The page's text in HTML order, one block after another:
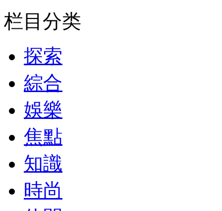
栏目分类
探索
綜合
娛樂
焦點
知識
時尚